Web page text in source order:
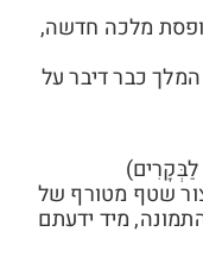
מקומו תופסת מלכה חדשה,
כבר דיבר על
שטף מטורף של
מיד ידעתם